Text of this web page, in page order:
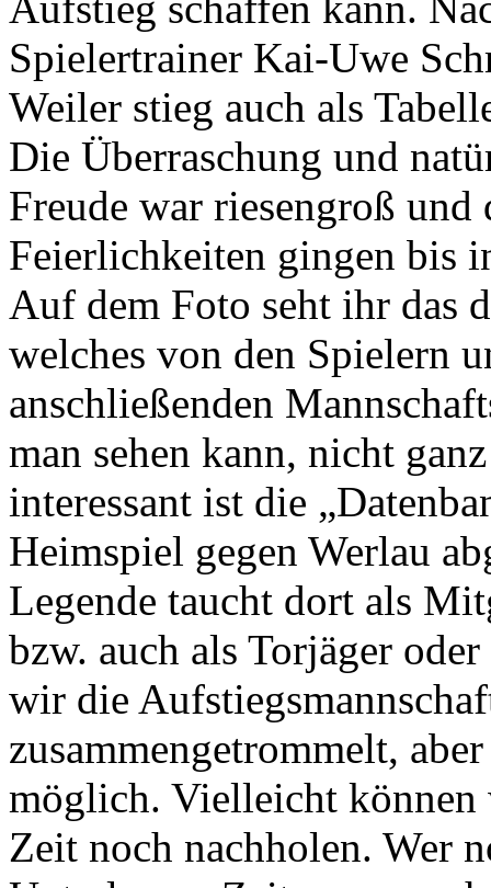
Spielertrainer Kai-Uwe
Weiler stieg auch als
Die Überraschung und
Freude war riesengroß und
Feierlichkeiten gingen bis
Auf dem Foto seht ihr das
welches von den Spielern
anschließenden
man sehen kann, nicht
interessant ist die
Heimspiel gegen Werlau
Legende taucht dort als
bzw. auch als Torjäger
wir die
zusammengetrommelt,
möglich. Vielleicht können
Zeit noch nachholen. Wer